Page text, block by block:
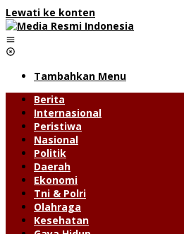
Lewati ke konten
Tambahkan Menu
Berita
Internasional
Peristiwa
Nasional
Politik
Daerah
Ekonomi
Tni & Polri
Olahraga
Kesehatan